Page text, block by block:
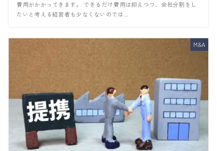
費用がかかってきます。 できるだけ費用は抑えつつ、会社分割をし
たいと考える経営者も少なくないのでは...
M&A